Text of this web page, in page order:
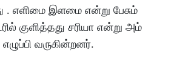
. எளிமை இளமை என்று பேசும்
குளித்தது சரியா என்று அம்
வருகின்றனர்.